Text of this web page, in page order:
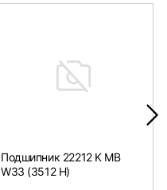
Подшипник 22212 K MB
W33 (3512 H)